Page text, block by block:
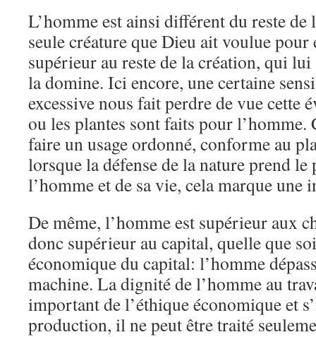
L’homme est ainsi différent du reste
seule créature que Dieu ait voulue
supérieur au reste de la création, qui
la domine. Ici encore, une certaine
excessive nous fait perdre de vue cette
ou les plantes sont faits pour
faire un usage ordonné, conforme au
lorsque la défense de la nature prend le
l’homme et de sa vie, cela marque une
De même, l’homme est supérieur aux
donc supérieur au capital, quelle que
économique du capital: l’homme
machine. La dignité de l’homme au
important de l’éthique économique et
production, il ne peut être traité